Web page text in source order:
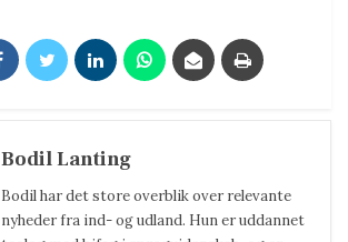
Bodil Lanting
Bodil har det store overblik over relevante
nyheder fra ind- og udland. Hun er uddannet